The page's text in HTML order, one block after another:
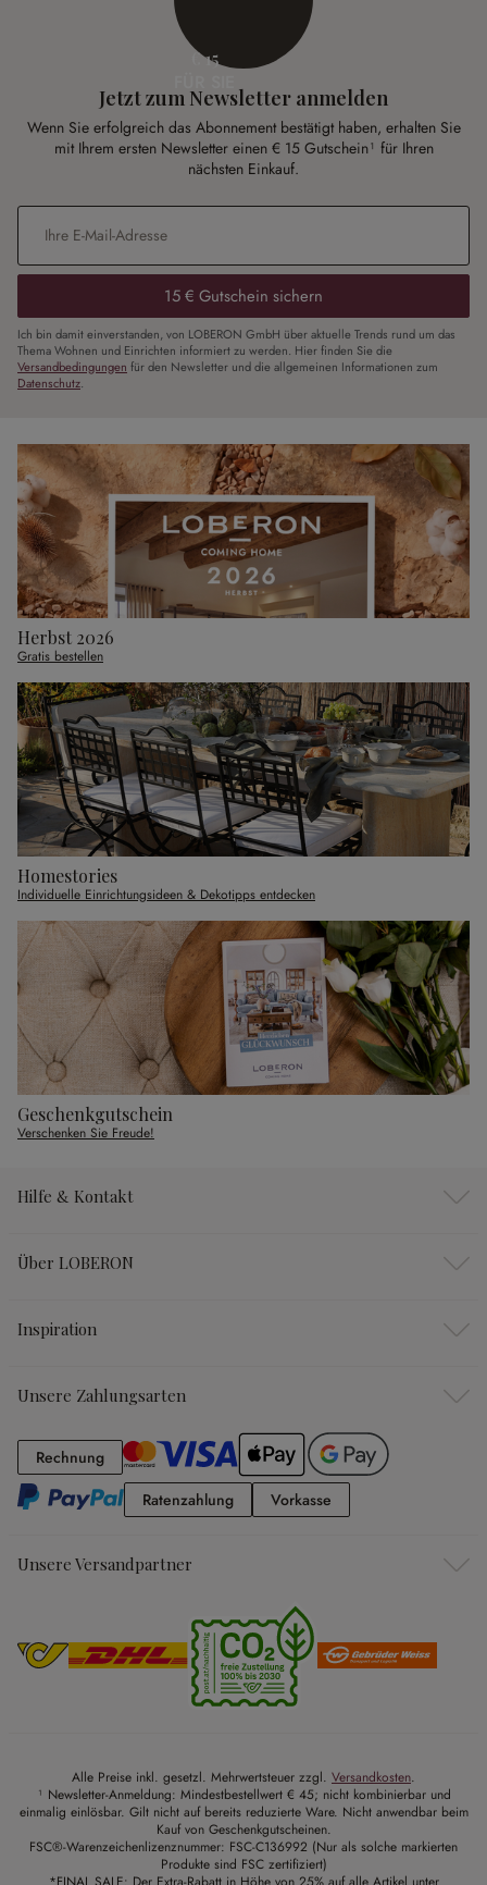
€ 15
Jetzt zum Newsletter anmelden
Wenn Sie erfolgreich das Abonnement bestätigt haben, erhalten Sie
mit Ihrem ersten Newsletter einen € 15 Gutschein¹ für Ihren
nächsten Einkauf.
E-Mail-Adresse
15 € Gutschein sichern
Ich bin damit einverstanden, von LOBERON GmbH über aktuelle Trends rund um das
Thema Wohnen und Einrichten informiert zu werden. Hier finden Sie die
Versandbedingungen für den Newsletter und die allgemeinen Informationen zum
Datenschutz.
Herbst 2026
Gratis bestellen
Homestories
Individuelle Einrichtungsideen & Dekotipps entdecken
Geschenkgutschein
Verschenken Sie Freude!
Hilfe & Kontakt
Über LOBERON
Inspiration
Unsere Zahlungsarten
RechnungRechnung
RatenzahlungRatenzahlung
Vorkasse
Unsere Versandpartner
Alle Preise inkl. gesetzl. Mehrwertsteuer zzgl. Versandkosten.
¹ Newsletter-Anmeldung: Mindestbestellwert € 45; nicht kombinierbar und
einmalig einlösbar. Gilt nicht auf bereits reduzierte Ware. Nicht anwendbar beim
Kauf von Geschenkgutscheinen.
FSC®-Warenzeichenlizenznummer: FSC-C136992 (Nur als solche markierten
Produkte sind FSC zertifiziert)